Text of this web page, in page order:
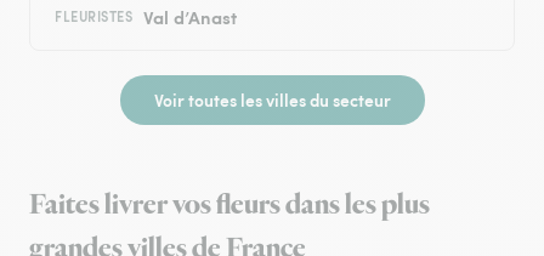
FLEURISTES Val d’Anast
Voir toutes les villes du secteur
Faites livrer vos fleurs dans les plus